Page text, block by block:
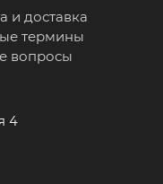
и доставка
термины
вопросы
4